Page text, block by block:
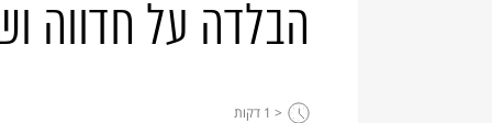
הבלדה על חדווה
< 1 דקות